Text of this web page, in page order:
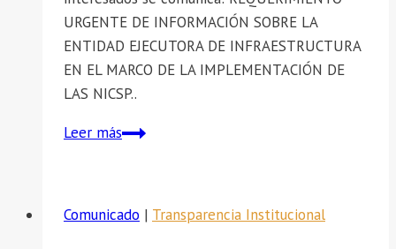
URGENTE DE INFORMACIÓN SOBRE LA
ENTIDAD EJECUTORA DE INFRAESTRUCTURA
EN EL MARCO DE LA IMPLEMENTACIÓN DE
LAS NICSP..
Leer más📣
URGENTE
Comunicado | Transparencia Institucional